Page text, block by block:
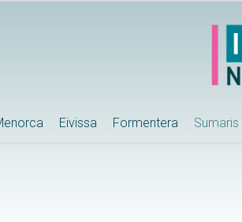
Eivissa Formentera Sumaris